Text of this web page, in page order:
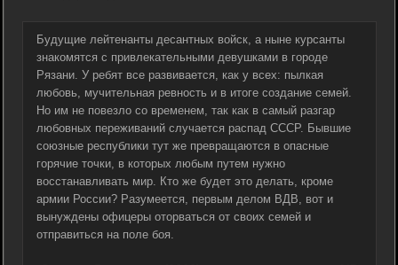
Будущие лейтенанты десантных войск, а ныне курсанты
знакомятся с привлекательными девушками в городе
Рязани. У ребят все развивается, как у всех: пылкая
любовь, мучительная ревность и в итоге создание семей.
Но им не повезло со временем, так как в самый разгар
любовных переживаний случается распад СССР. Бывшие
союзные республики тут же превращаются в опасные
горячие точки, в которых любым путем нужно
восстанавливать мир. Кто же будет это делать, кроме
армии России? Разумеется, первым делом ВДВ, вот и
вынуждены офицеры оторваться от своих семей и
отправиться на поле боя.